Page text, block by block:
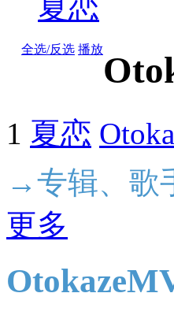
夏恋
全选/反选 播放
1 夏恋
→专辑、歌
更多